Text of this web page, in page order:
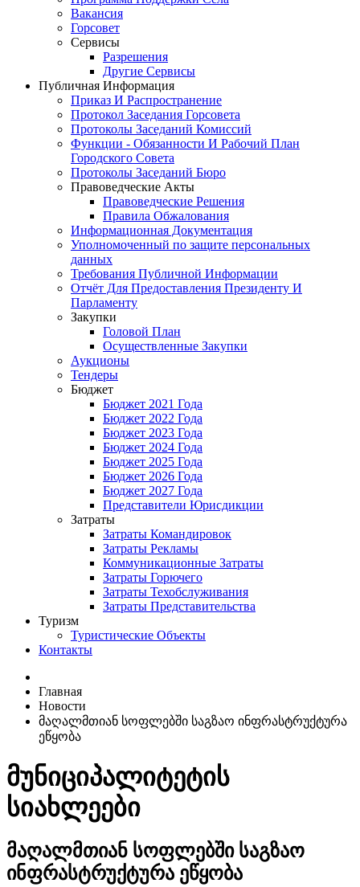
Вакансия
Горсовет
Сервисы
Разрешения
Другие Сервисы
Публичная Информация
Приказ И Распространение
Протокол Заседания Горсовета
Протоколы Заседаний Комиссий
Функции - Обязанности И Рабочий План
Городского Совета
Протоколы Заседаний Бюро
Правоведческие Акты
Правоведческие Решения
Правила Обжалования
Информационная Документация
Уполномоченный по защите персональных
данных
Требования Публичной Информации
Отчёт Для Предоставления Президенту И
Парламенту
Закупки
Головой План
Осуществленные Закупки
Аукционы
Тендеры
Бюджет
Бюджет 2021 Года
Бюджет 2022 Года
Бюджет 2023 Года
Бюджет 2024 Года
Бюджет 2025 Года
Бюджет 2026 Года
Бюджет 2027 Года
Представители Юрисдикции
Затраты
Затраты Командировок
Затраты Рекламы
Коммуникационные Затраты
Затраты Горючего
Затраты Техобслуживания
Затраты Представительства
Туризм
Туристические Объекты
Контакты
Главная
Новости
მაღალმთიან სოფლებში საგზაო ინფრასტრუქტურა
ეწყობა
მუნიციპალიტეტის
სიახლეები
მაღალმთიან სოფლებში საგზაო
ინფრასტრუქტურა ეწყობა